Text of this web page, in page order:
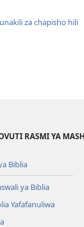
za chapisho hili
RASMI YA
Biblia
ya Biblia
Yafafanuliwa